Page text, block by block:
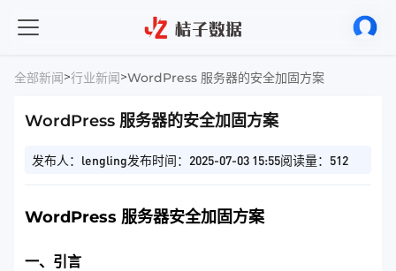
全部新闻>行业新闻>WordPress 服务器的安全加固方案​
WordPress 服务器的安全加固方案​
发布人：lengling发布时间：2025-07-03 15:55阅读量：512
WordPress 服务器安全加固方案
一、引言